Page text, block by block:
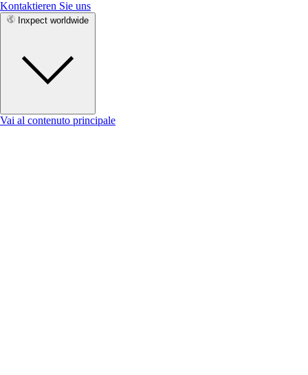
Kontaktieren Sie uns
Inxpect worldwide
Vai al contenuto principale